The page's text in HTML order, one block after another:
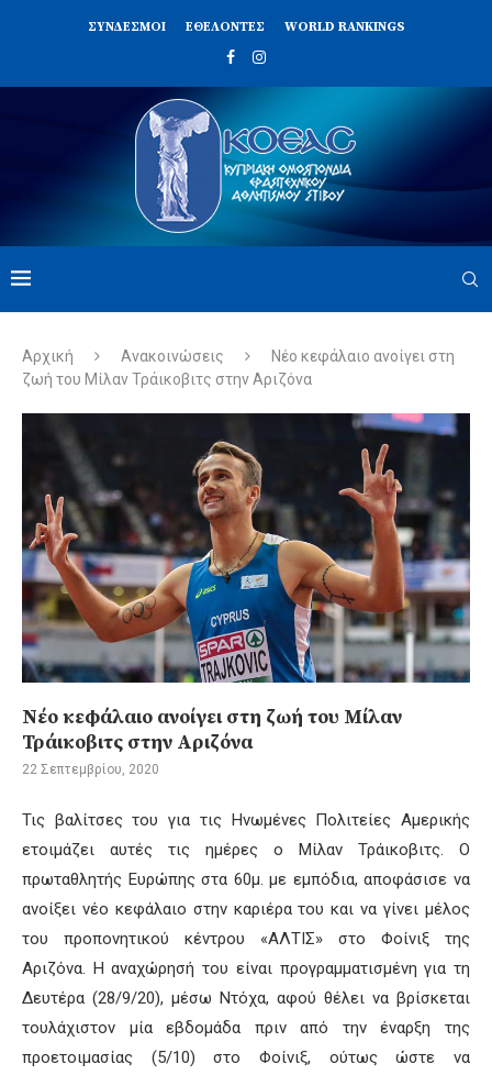
ΣΥΝΔΈΣΜΟΙ ΕΘΕΛΟΝΤΈΣ WORLD RANKINGS
Αρχική Ανακοινώσεις
Νέο κεφάλαιο ανοίγει στη
ζωή του Μίλαν Τράικοβιτς στην Αριζόνα
Νέο κεφάλαιο ανοίγει στη ζωή του Μίλαν
Τράικοβιτς στην Αριζόνα
22 Σεπτεμβρίου, 2020
Τις βαλίτσες του για τις Ηνωμένες Πολιτείες Αμερικής
ετοιμάζει αυτές τις ημέρες ο Μίλαν Τράικοβιτς. Ο
πρωταθλητής Ευρώπης στα 60μ. με εμπόδια, αποφάσισε να
ανοίξει νέο κεφάλαιο στην καριέρα του και να γίνει μέλος
του προπονητικού κέντρου «ΑΛΤΙΣ» στο Φοίνιξ της
Αριζόνα. Η αναχώρησή του είναι προγραμματισμένη για τη
Δευτέρα (28/9/20), μέσω Ντόχα, αφού θέλει να βρίσκεται
τουλάχιστον μία εβδομάδα πριναπό την έναρξη της
προετοιμασίας (5/10) στο Φοίνιξ, ούτως ώστε να